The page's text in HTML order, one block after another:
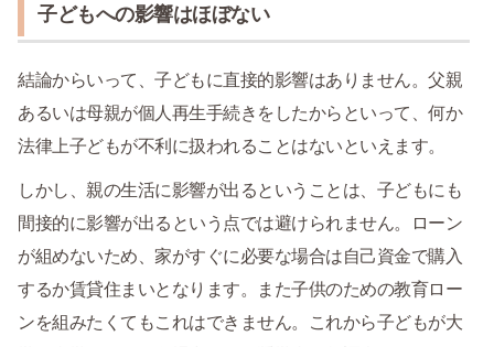
子どもへの影響はほぼない
結論からいって、子どもに直接的影響はありません。父親
あるいは母親が個人再生手続きをしたからといって、何か
法律上子どもが不利に扱われることはないといえます。
しかし、親の生活に影響が出るということは、子どもにも
間接的に影響が出るという点では避けられません。ローン
が組めないため、家がすぐに必要な場合は自己資金で購入
するか賃貸住まいとなります。また子供のための教育ロー
ンを組みたくてもこれはできません。これから子どもが大